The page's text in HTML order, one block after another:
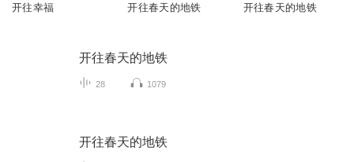
开往幸福 开往春天的地铁 开往春天的地铁
开往春天的地铁
28 1079
开往春天的地铁